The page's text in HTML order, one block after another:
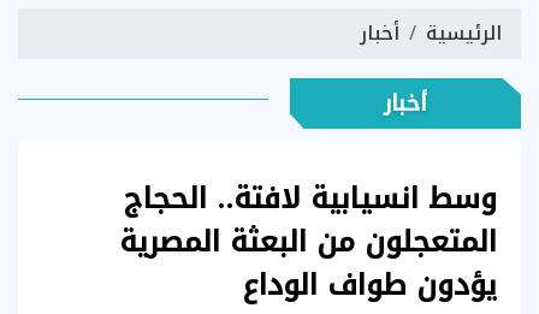
الرئيسية أخبار
أخبار
وسط انسيابية لافتة.. الحجاج
المتعجلون من البعثة المصرية
يؤدون طواف الوداع